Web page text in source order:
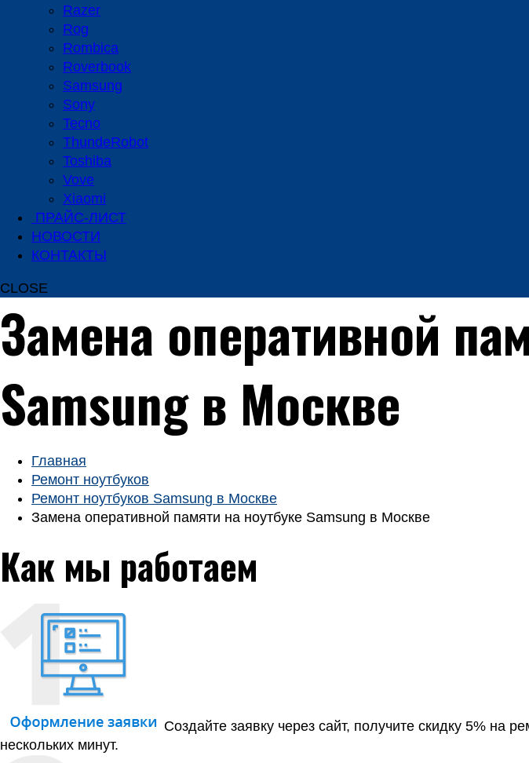
Razer
Rog
Rombica
Roverbook
Samsung
Sony
Tecno
ThundeRobot
Toshiba
Vove
Xiaomi
ПРАЙС-ЛИСТ
НОВОСТИ
КОНТАКТЫ
CLOSE
Замена оперативной
Samsung в Москве
Главная
Ремонт ноутбуков
Ремонт ноутбуков Samsung в Москве
Замена оперативной памяти на ноутбуке Samsung в Москве
Как мы работаем
Создайте заявку через сайт, получите скидку 5% на
нескольких минут.